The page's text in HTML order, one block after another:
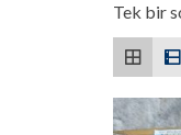
Tek bir